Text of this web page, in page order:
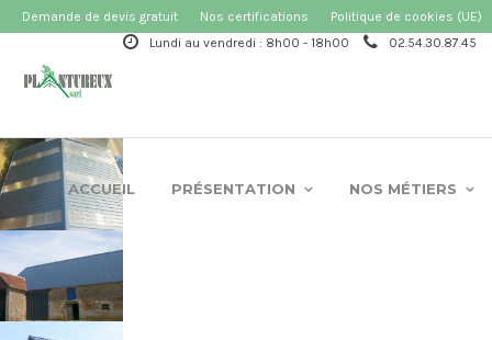
Demande de devis gratuit Nos certifications
Politique de cookies (UE)
Lundi au vendredi : 8h00 - 18h00
02.54.30.87.45
ACCUEIL PRÉSENTATION NOS MÉTIERS